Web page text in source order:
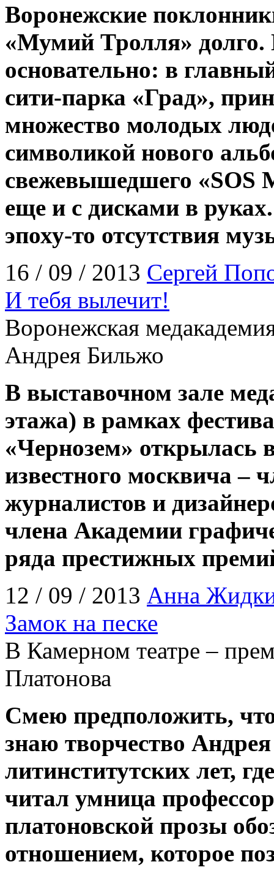
Воронежские
«Мумий Тролля» долго.
основательно: в
сити-парка «Град»,
множество молодых
символикой нового
свежевышедшего «SOS
еще и с дисками в
эпоху-то отсутствия
16 / 09 / 2013 Сергей
И тебя вылечит!
Воронежская
Андрея Бильжо
В выставочном зале
этажа) в рамках
«Чернозем» открылась
известного москвича –
журналистов и
члена Академии
ряда престижных
12 / 09 / 2013 Анна
Замок на песке
В Камерном театре –
Платонова
Смею предположить,
знаю творчество
литинститутских лет,
читал умница
платоновской прозы
отношением, которое